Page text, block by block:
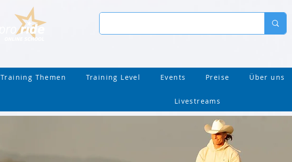
Training Themen Training Level Events Preise Über uns
Livestreams